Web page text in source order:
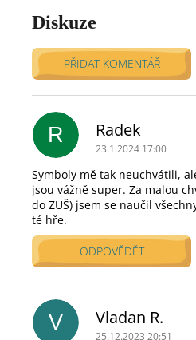
Diskuze
PŘIDAT KOMENTÁŘ
p
i
d
i
s
k
u
z
í
R Radek
23.1.2024 17:00
Symboly mě tak neuchvátili,
jsou vážně super. Za malou
do ZUŠ) jsem se naučil
té hře.
ODPOVĚDĚT
V Vladan R.
25.12.2023 20:51